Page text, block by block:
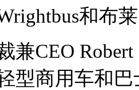
和布
兼CEO
型商用车和